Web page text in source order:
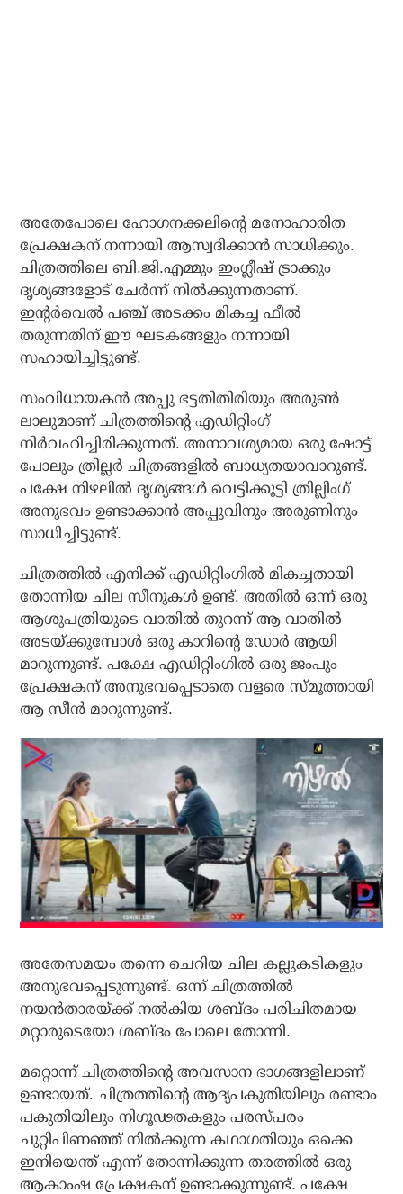
അതേപോലെ ഹോഗനക്കലിന്റെ മനോഹാരിത
പ്രേക്ഷകന് നന്നായി ആസ്വദിക്കാന്‍ സാധിക്കും.
ചിത്രത്തിലെ ബി.ജി.എമ്മും ഇംഗ്ലീഷ് ട്രാക്കും
ദൃശ്യങ്ങളോട് ചേര്‍ന്ന് നില്‍ക്കുന്നതാണ്.
ഇന്റര്‍വെല്‍ പഞ്ച് അടക്കം മികച്ച ഫീല്‍
തരുന്നതിന് ഈ ഘടകങ്ങളും നന്നായി
സഹായിച്ചിട്ടുണ്ട്.
സംവിധായകന്‍ അപ്പു ഭട്ടതിതിരിയും അരുണ്‍
ലാലുമാണ് ചിത്രത്തിന്റെ എഡിറ്റിംഗ്
നിര്‍വഹിച്ചിരിക്കുന്നത്. അനാവശ്യമായ ഒരു ഷോട്ട്
പോലും ത്രില്ലര്‍ ചിത്രങ്ങളില്‍ ബാധ്യതയാവാറുണ്ട്.
പക്ഷേ നിഴലില്‍ ദൃശ്യങ്ങള്‍ വെട്ടിക്കൂട്ടി ത്രില്ലിംഗ്
അനുഭവം ഉണ്ടാക്കാന്‍ അപ്പുവിനും അരുണിനും
സാധിച്ചിട്ടുണ്ട്.
ചിത്രത്തില്‍ എനിക്ക് എഡിറ്റിംഗില്‍ മികച്ചതായി
തോന്നിയ ചില സീനുകള്‍ ഉണ്ട്. അതില്‍ ഒന്ന് ഒരു
ആശുപത്രിയുടെ വാതില്‍ തുറന്ന് ആ വാതില്‍
അടയ്ക്കുമ്പോള്‍ ഒരു കാറിന്റെ ഡോര്‍ ആയി
മാറുന്നുണ്ട്. പക്ഷേ എഡിറ്റിംഗില്‍ ഒരു ജംപും
പ്രേക്ഷകന് അനുഭവപ്പെടാതെ വളരെ സ്മൂത്തായി
ആ സീന്‍ മാറുന്നുണ്ട്.
അതേസമയം തന്നെ ചെറിയ ചില കല്ലുകടികളും
അനുഭവപ്പെടുന്നുണ്ട്. ഒന്ന് ചിത്രത്തില്‍
നയന്‍താരയ്ക്ക് നല്‍കിയ ശബ്ദം പരിചിതമായ
മറ്റാരുടെയോ ശബ്ദം പോലെ തോന്നി.
മറ്റൊന്ന് ചിത്രത്തിന്റെ അവസാന ഭാഗങ്ങളിലാണ്
ഉണ്ടായത്. ചിത്രത്തിന്റെ ആദ്യപകുതിയിലും രണ്ടാം
പകുതിയിലും നിഗൂഢതകളും പരസ്പരം
ചുറ്റിപിണഞ്ഞ് നില്‍ക്കുന്ന കഥാഗതിയും ഒക്കെ
ഇനിയെന്ത് എന്ന് തോന്നിക്കുന്ന തരത്തില്‍ ഒരു
ആകാംഷ പ്രേക്ഷകന് ഉണ്ടാക്കുന്നുണ്ട്. പക്ഷേ